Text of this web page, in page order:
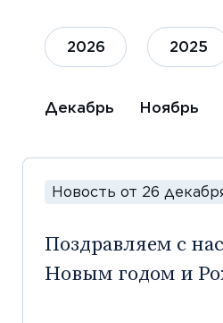
2026 2025
Декабрь Ноябрь
Новость от 26
Поздравляем с
Новым годом и